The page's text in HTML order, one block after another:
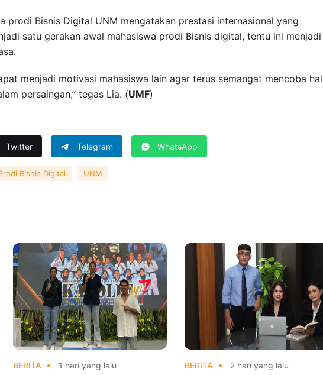
prodi Bisnis Digital UNM mengatakan prestasi internasional yang
satu gerakan awal mahasiswa prodi Bisnis digital, tentu ini menjadi
menjadi motivasi mahasiswa lain agar terus semangat mencoba hal
persaingan,” tegas Lia. (UMF)
Twitter Telegram WhatsApp
Bisnis Digital UNM
BERITA 1 hari yang lalu BERITA 2 hari yang lalu